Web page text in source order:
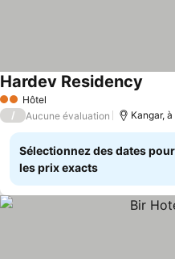
2 Étoiles
Hôtel
Hardev Residency
/ Aucune évaluation Kangar,
Sélectionnez des dates
les prix exacts